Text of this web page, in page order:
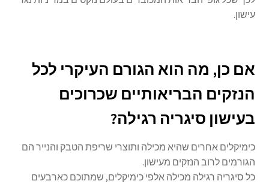
עישון.
אם כן, מה הוא הגורם העיקרי לכל
הנזקים הבריאותיים שכרוכים
בעישון סיגריה רגילה?
כימיקלים אחרים שהיא מכילה ותוצרי שריפת הטבק והנייר הם
הגורמים לרוב הנזקים מעישון.
כל סיגריה רגילה מכילה אלפי כימיקלים, שמתוכם כארבעים